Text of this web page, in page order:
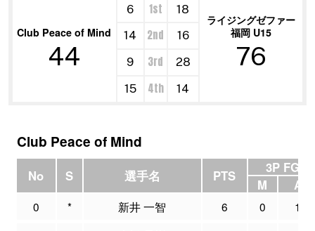
Club Peace of Mind
44
6 1st 18
ライジングゼファー
福岡 U15
76
14 2nd
16
9
3rd
28
15
4th 14
Club Peace of Mind
No S 選手名 PTS
3P FG
M
A
0 * 新井 一智 6 0
1